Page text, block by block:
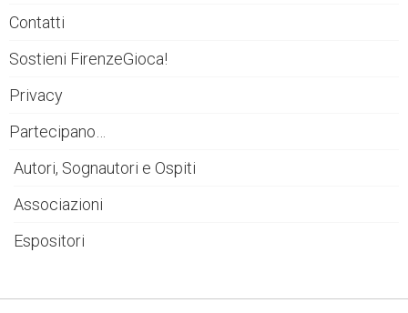
Contatti
Sostieni FirenzeGioca!
Privacy
Partecipano…
Autori, Sognautori e Ospiti
Associazioni
Espositori